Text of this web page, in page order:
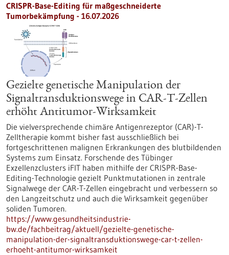
CRISPR-Base-Editing für maßgeschneiderte
Tumorbekämpfung - 16.07.2026
Gezielte genetische Manipulation der
Signaltransduktionswege in CAR-T-Zellen
erhöht Antitumor-Wirksamkeit
Die vielversprechende chimäre Antigenrezeptor (CAR)-T-
Zelltherapie kommt bisher fast ausschließlich bei
fortgeschrittenen malignen Erkrankungen des blutbildenden
Systems zum Einsatz. Forschende des Tübinger
Exzellenzclusters iFIT haben mithilfe der CRISPR-Base-
Editing-Technologie gezielt Punktmutationen in zentrale
Signalwege der CAR-T-Zellen eingebracht und verbessern so
den Langzeitschutz und auch die Wirksamkeit gegenüber
soliden Tumoren.
https://www.gesundheitsindustrie-
bw.de/fachbeitrag/aktuell/gezielte-genetische-
manipulation-der-signaltransduktionswege-car-t-zellen-
erhoeht-antitumor-wirksamkeit